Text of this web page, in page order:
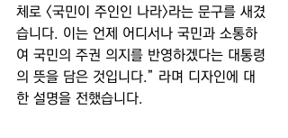
체로 <국민이 주인인 나라>라는 문구를 새겼
습니다. 이는 언제 어디서나 국민과 소통하
여 국민의 주권 의지를 반영하겠다는 대통령
의 뜻을 담은 것입니다.” 라며 디자인에 대
한 설명을 전했습니다.